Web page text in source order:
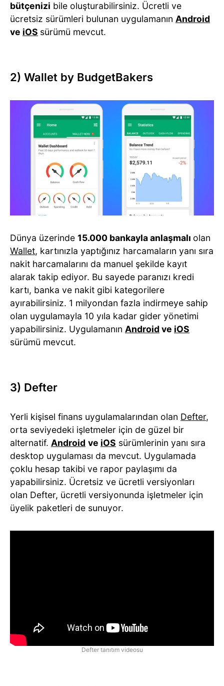
bütçenizi bile oluşturabilirsiniz. Ücretli ve
ücretsiz sürümleri bulunan uygulamanın Android
ve iOS sürümü mevcut.
2) Wallet by BudgetBakers
Dünya üzerinde 15.000 bankayla anlaşmalı olan
Wallet, kartınızla yaptığınız harcamaların yanı sıra
nakit harcamalarını da manuel şekilde kayıt
alarak takip ediyor. Bu sayede paranızı kredi
kartı, banka ve nakit gibi kategorilere
ayırabilirsiniz. 1 milyondan fazla indirmeye sahip
olan uygulamayla 10 yıla kadar gider yönetimi
yapabilirsiniz. Uygulamanın Android ve iOS
sürümü mevcut.
3) Defter
Yerli kişisel finans uygulamalarından olan Defter,
orta seviyedeki işletmeler için de güzel bir
alternatif. Android ve iOS sürümlerinin yanı sıra
desktop uygulaması da mevcut. Uygulamada
çoklu hesap takibi ve rapor paylaşımı da
yapabilirsiniz. Ücretsiz ve ücretli versiyonları
olan Defter, ücretli versiyonunda işletmeler için
üyelik paketleri de sunuyor.
Defter tanıtım videosu